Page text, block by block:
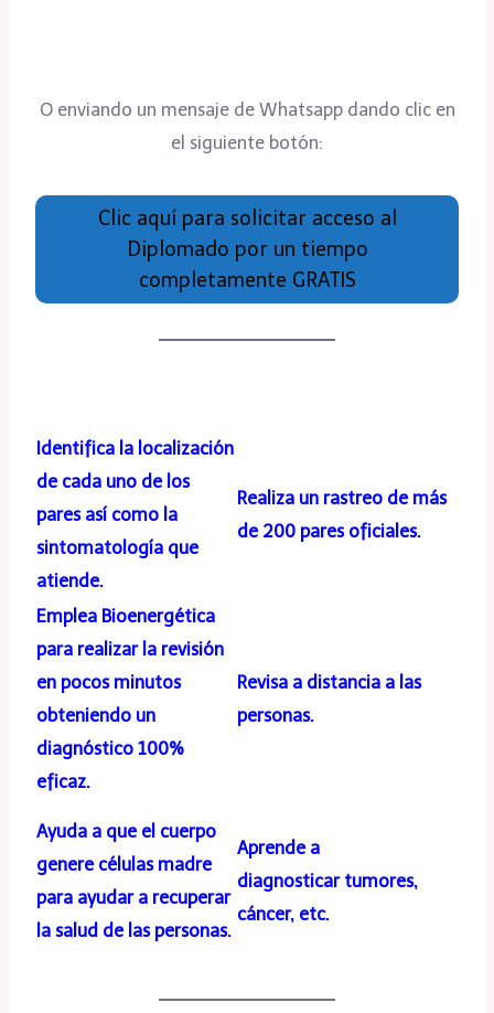
O enviando un mensaje de Whatsapp dando clic en
el siguiente botón:
Clic aquí para solicitar acceso al
Diplomado por un tiempo
completamente GRATIS
Identifica la localización
de cada uno de los
pares así como la
sintomatología que
atiende.
Realiza un rastreo de más
de 200 pares oficiales.
Emplea Bioenergética
para realizar la revisión
en pocos minutos
obteniendo un
diagnóstico 100%
eficaz.
Revisa a distancia a las
personas.
Ayuda a que el cuerpo
genere células madre
para ayudar a recuperar
la salud de las personas.
Aprende a
diagnosticar tumores,
cáncer, etc.